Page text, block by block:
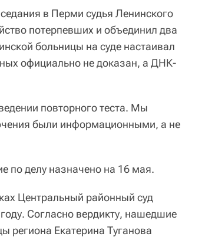
в Перми судья Ленинского
потерпевших и объединил два
больницы на суде настаивал
официально не доказан, а ДНК-
повторного теста. Мы
были информационными, а не
по делу назначено на 16 мая.
Центральный районный суд
Согласно вердикту, нашедшие
региона Екатерина Туганова